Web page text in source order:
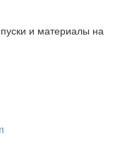
и материалы на